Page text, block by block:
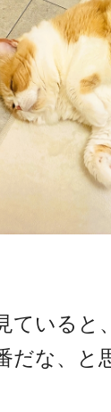
ていると
だな、と